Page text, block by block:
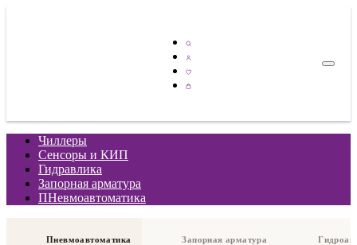
Чиллеры
Сенсоры и КИП
Гидравлика
Запорная арматура
ПНевмоавтоматика
Пневмоавтоматика Запорная арматура